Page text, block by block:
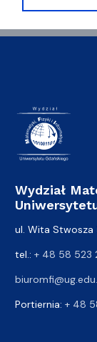
Wydział
ul. Wita
tel.: + 48 58 523
Portiernia: + 48